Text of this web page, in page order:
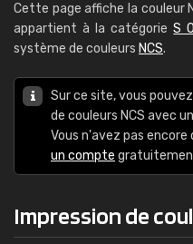
Cette page affiche la couleur
appartient à la catégorieS
système de couleurs NCS.
Sur ce site, vous
de couleurs NCS avec
Vous n'avez pas
un compte
Impression de